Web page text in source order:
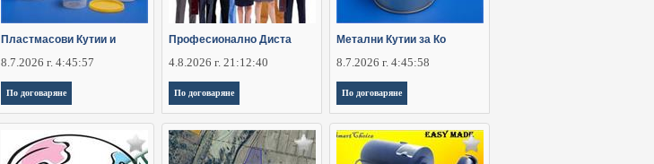
Пластмасови Кутии и
8.7.2026 г. 4:45:57
По договаряне
Професионално Диста
4.8.2026 г. 21:12:40
По договаряне
Метални Кутии за Ко
8.7.2026 г. 4:45:58
По договаряне